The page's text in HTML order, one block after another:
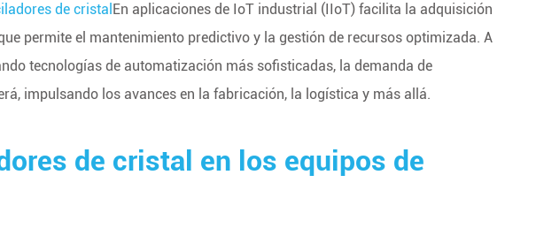
de cristal En aplicaciones de IoT industrial (IIoT) facilita la adquisición
permite el mantenimiento predictivo y la gestión de recursos optimizada. A
tecnologías de automatización más sofisticadas, la demanda de
impulsando los avances en la fabricación, la logística y más allá.
de cristal en los equipos de